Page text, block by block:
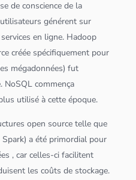
de conscience de la
générent sur
en ligne. Hadoop
créée spécifiquement pour
mégadonnées) fut
NoSQL commença
utilisé à cette époque.
open source telle que
Spark) a été primordial pour
, car celles-ci facilitent
les coûts de stockage.